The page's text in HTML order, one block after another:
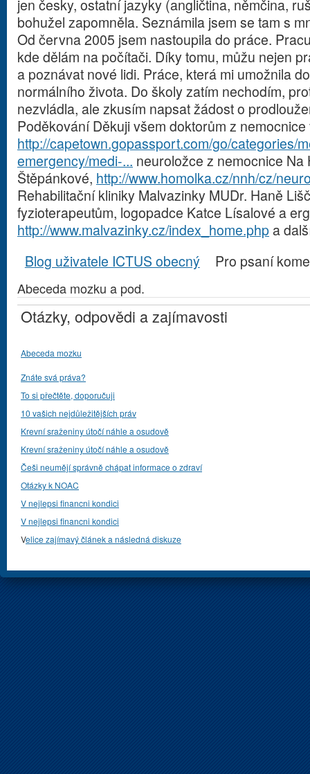
jen česky, ostatní jazyky (angličtina, němčina,
bohužel zapomněla. Seznámila jsem se tam s
Od června 2005 jsem nastoupila do práce.
kde dělám na počítači. Díky tomu, můžu nejen
a poznávat nové lidi. Práce, která mi umožnila
normálního života. Do školy zatím nechodím,
nezvládla, ale zkusím napsat žádost o
Poděkování Děkuji všem doktorům z
http://capetown.gopassport.com/go/categories/
emergency/medi-... neuroložce z nemocnice Na
Štěpánkové, http://www.homolka.cz/nnh/cz/
Rehabilitační kliniky Malvazinky MUDr. Haně
fyzioterapeutům, logopadce Katce Lísalové a
http://www.malvazinky.cz/index_home.php a
Blog uživatele ICTUS obecný
Pro psaní
Abeceda mozku a pod.
Otázky, odpovědi a zajímavosti
Abeceda mozku
Znáte svá práva?
To si přečtěte, doporučuji
10 vašich nejdůležitějších práv
Krevní sraženiny útočí náhle a osudově
Krevní sraženiny útočí náhle a osudově
Češi neumějí správně chápat informace o zdraví
Otázky k NOAC
V nejlepsi financni kondici
V nejlepsi financni kondici
Velice zajímavý článek a následná diskuze